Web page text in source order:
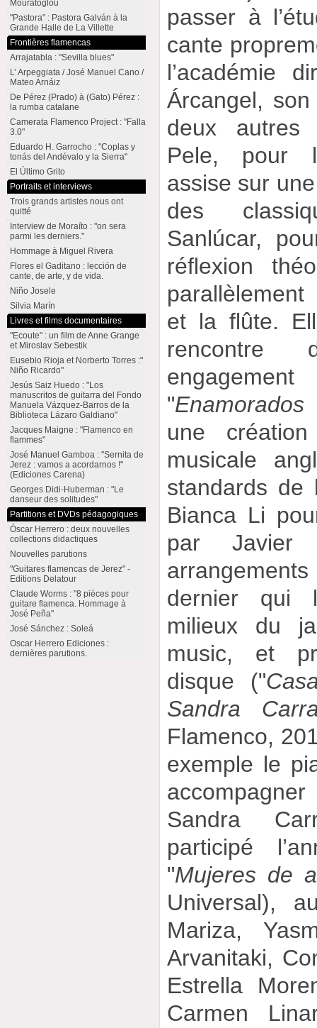
passer à
cante
l’académie
Árcangel,
deux autres
Pele, pour
assise sur
des
Sanlúcar,
réflexion
et la flûte.
rencontre
"
une
musicale
standards de
Bianca Li
par Javier
dernier qui
milieux du
music, et
disque ("
Sandra
Flamenco,
exemple le
Sandra
participé
"Mujeres de
Universal),
Mariza,
Arvanitaki,
Estrella
Carmen
Mouratoglou
"Pastora" : Pastora Galván à la
Grande Halle de La Villette
Frontières flamencas
Arrajatabla : "Sevilla blues"
L’ Arpeggiata / José Manuel Cano /
Mateo Arnáiz
De Pérez (Prado) à (Gato) Pérez :
la rumba catalane
Camerata Flamenco Project : "Falla
3.0"
Eduardo H. Garrocho : "Coplas y
tonás del Andévalo y la Sierra"
El Último Grito
Portraits et interviews
Trois grands artistes nous ont
quitté
Interview de Moraíto : "on sera
parmi les derniers."
Hommage à Miguel Rivera
Flores el Gaditano : lección de
cante, de arte, y de vida.
Niño Josele
Silvia Marín
Livres et films documentaires
"Ecoute" : un film de Anne Grange
et Miroslav Sebestik
Eusebio Rioja et Norberto Torres :"
Niño Ricardo"
Jesús Saiz Huedo : "Los
manuscritos de guitarra del Fondo
Manuela Vázquez-Barros de la
Biblioteca Lázaro Galdiano"
Jacques Maigne : "Flamenco en
flammes"
José Manuel Gamboa : "Sernita de
Jerez : vamos a acordarnos !"
(Ediciones Carena)
Georges Didi-Huberman : "Le
danseur des solitudes"
Partitions et DVDs pédagogiques
Óscar Herrero : deux nouvelles
collections didactiques
Nouvelles parutions
"Guitares flamencas de Jerez" -
Editions Delatour
Claude Worms : "8 pièces pour
guitare flamenca. Hommage à
José Peña"
José Sánchez : Soleá
Oscar Herrero Ediciones :
dernières parutions.